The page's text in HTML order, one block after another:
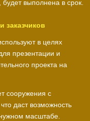
выполнена в срок.
заказчиков
в целях
презентации и
проекта на
сооружения с
даст возможность
масштабе.